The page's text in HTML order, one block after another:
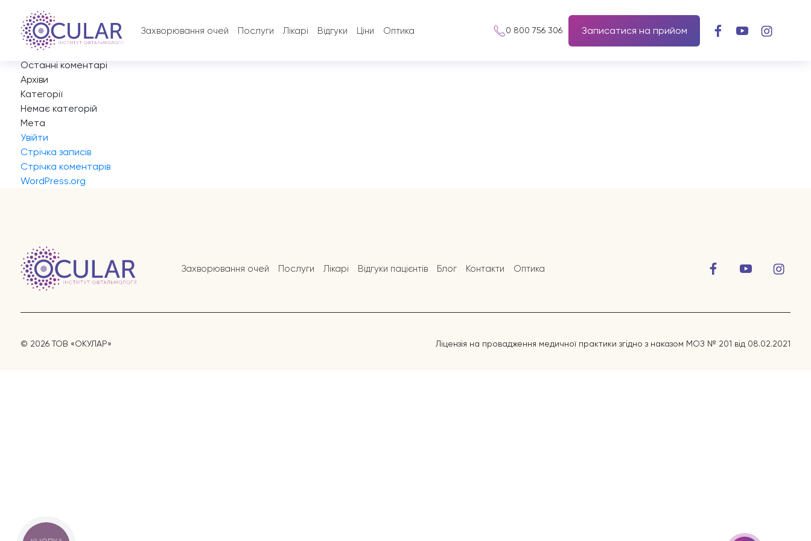
Захворювання очей Послуги Лікарі Відгуки Ціни Оптика 0 800 756 306 Записатися на прийом
Навігація
записів
Previous: Запис на прийом
Next: Запис на прийом
Пошук:
Останні коментарі
Архіви
Категорії
Немає категорій
Мета
Увійти
Стрічка записів
Стрічка коментарів
WordPress.org
Захворювання очей Послуги Лікарі Відгуки пацієнтів Блог Контакти Оптика
© 2026 ТОВ «ОКУЛАР» Ліцензія на провадження медичної практики згідно з наказом МОЗ № 201 від 08.02.2021